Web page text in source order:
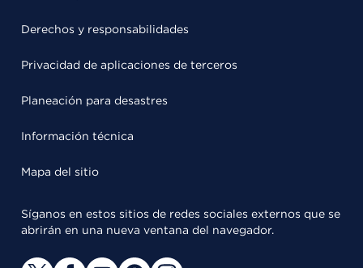
Derechos y responsabilidades
Privacidad de aplicaciones de terceros
Planeación para desastres
Información técnica
Mapa del sitio
Síganos en estos sitios de redes sociales externos que se
abrirán en una nueva ventana del navegador.